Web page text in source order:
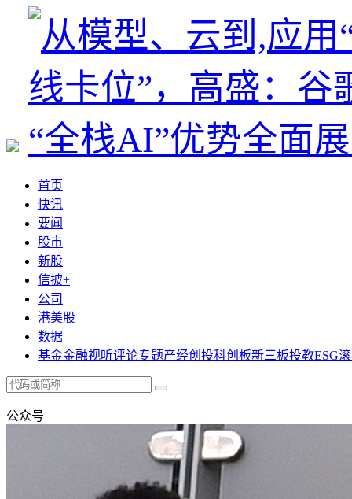
首页
快讯
要闻
股市
新股
信披+
公司
港美股
数据
基金金融视听评论专题产经创投科创板新三板投教ESG
公众号